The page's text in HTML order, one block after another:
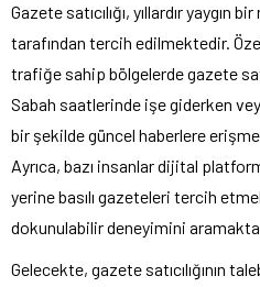
Gazete satıcılığı, yıllardır
tarafından tercih edilmektedir.
trafiğe sahip bölgelerde gazete
Sabah saatlerinde işe giderken
bir şekilde güncel haberlere
Ayrıca, bazı insanlar dijital
yerine basılı gazeteleri tercih
dokunulabilir deneyimini
Gelecekte, gazete satıcılığının